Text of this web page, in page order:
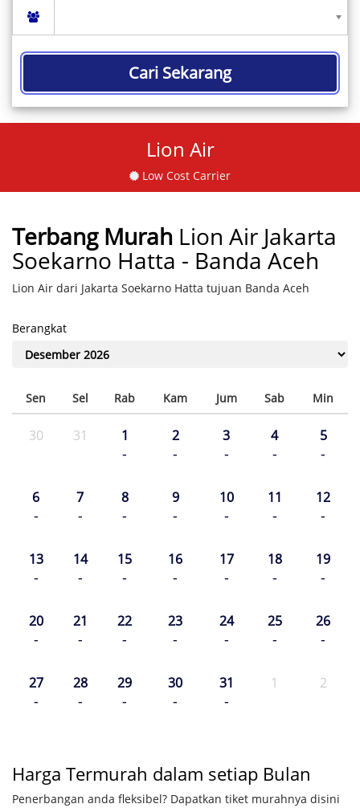
Cari Sekarang
Lion Air
Low Cost Carrier
Terbang Murah Lion Air Jakarta
Soekarno Hatta - Banda Aceh
Lion Air dari Jakarta Soekarno Hatta tujuan Banda Aceh
Berangkat
Sen Sel Rab Kam Jum Sab Min
30 31 1
-
2
-
3
-
4
-
5
-
6
-
7
-
8
-
9
-
10
-
11
-
12
-
13
-
14
-
15
-
16
-
17
-
18
-
19
-
20
-
21
-
22
-
23
-
24
-
25
-
26
-
27
-
28
-
29
-
30
-
31
-
1 2
Harga Termurah dalam setiap Bulan
Penerbangan anda fleksibel? Dapatkan tiket murahnya disini